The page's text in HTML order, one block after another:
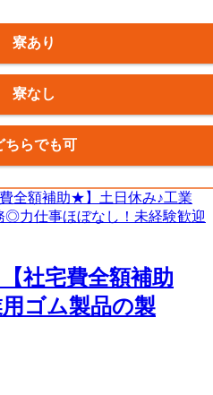
寮あり
寮なし
ちらでも可
【社宅費全額補助
ゴム製品の製